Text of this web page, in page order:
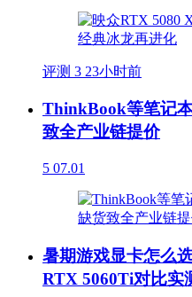
评测 3 23小时前
ThinkBook等笔记
致全产业链提价
5 07.01
暑期游戏显卡怎么
RTX 5060Ti对比实